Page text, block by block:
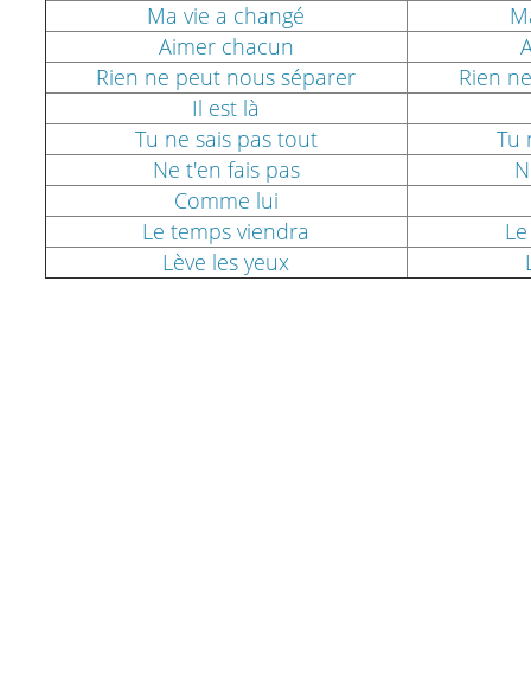
Ma vie a changé
Aimer chacun
Rien ne peut nous séparer
Rien
Il est là
Tu ne sais pas tout
Tu
Ne t'en fais pas
Comme lui
Le temps viendra
Lève les yeux